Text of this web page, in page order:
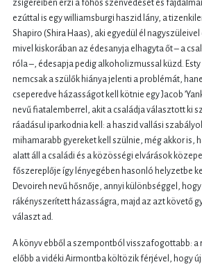
zsigereiben érzi a főhős szenvedését és
ezúttal is egy williamsburgi haszid lány, a
Shapiro (Shira Haas), aki egyedül él
mivel kiskorában az édesanyja elhagyta őt – a
róla –, édesapja pedig alkoholizmussal küzd.
nemcsak a szülők hiánya jelenti a problémát,
cseperedve házasságot kell kötnie egy Jacob
nevű fiatalemberrel, akit a családja választott ki
ráadásul iparkodnia kell: a haszid vallási
mihamarabb gyereket kell szülnie, még akkor is,
alatt áll a családi és a közösségi elvárások
főszereplője így lényegében hasonló helyzetbe
Devoireh nevű hősnője, annyi különbséggel,
rákényszerített házasságra, majd az azt követő
választ ad.
A könyv ebből a szempontból visszafogottabb: a
előbb a vidéki Airmontba költözik férjével, hogy